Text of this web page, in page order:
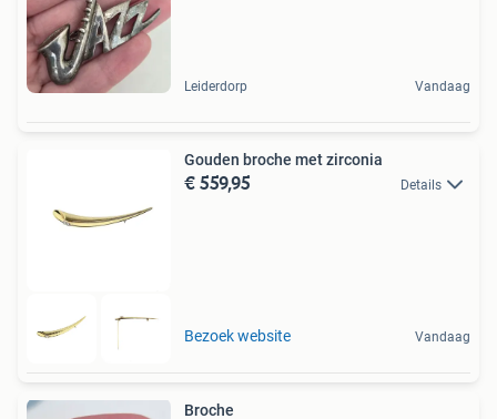
Leiderdorp Vandaag
Gouden broche met zirconia
€ 559,95 Details
Bezoek website Vandaag
Broche